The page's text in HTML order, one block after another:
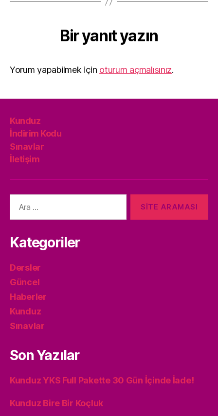
Bir yanıt yazın
Yorum yapabilmek için oturum açmalısınız.
Kunduz
İndirim Kodu
Sınavlar
İletişim
yap:
Kategoriler
Dersler
Güncel
Haberler
Kunduz
Sınavlar
Son Yazılar
Kunduz YKS Full Pakette 30 Gün İçinde İade!
Kunduz Bire Bir Koçluk